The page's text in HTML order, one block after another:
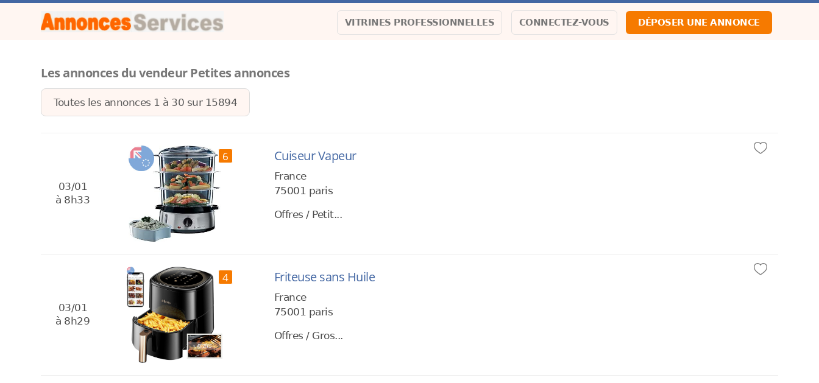
VITRINES PROFESSIONNELLES CONNECTEZ-VOUS DÉPOSER UNE ANNONCE
Les annonces du vendeur Petites annonces
Toutes les annonces 1 à 30 sur 15894
03/01
à 8h33
6 Cuiseur Vapeur
France
75001 paris
Offres / Petit...
03/01
à 8h29
4 Friteuse sans Huile
France
75001 paris
Offres / Gros...